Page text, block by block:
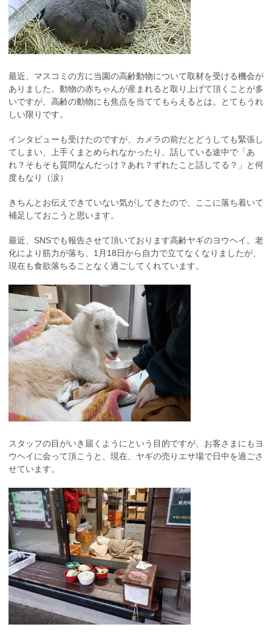
最近、マスコミの方に当園の高齢動物について取材を受ける機会が
ありました。動物の赤ちゃんが産まれると取り上げて頂くことが多
いですが、高齢の動物にも焦点を当ててもらえるとは。とてもうれ
しい限りです。
インタビューも受けたのですが、カメラの前だとどうしても緊張し
てしまい、上手くまとめられなかったり、話している途中で「あ
れ？そもそも質問なんだっけ？あれ？ずれたこと話してる？」と何
度もなり（涙）
きちんとお伝えできていない気がしてきたので、ここに落ち着いて
補足しておこうと思います。
最近、SNSでも報告させて頂いております高齢ヤギのヨウヘイ。老
化により筋力が落ち、1月18日から自力で立てなくなりましたが、
現在も食欲落ちることなく過ごしてくれています。
スタッフの目がいき届くようにという目的ですが、お客さまにもヨ
ウヘイに会って頂こうと、現在、ヤギの売りエサ場で日中を過ごさ
せています。